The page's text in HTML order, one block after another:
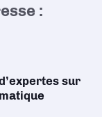
:
sur